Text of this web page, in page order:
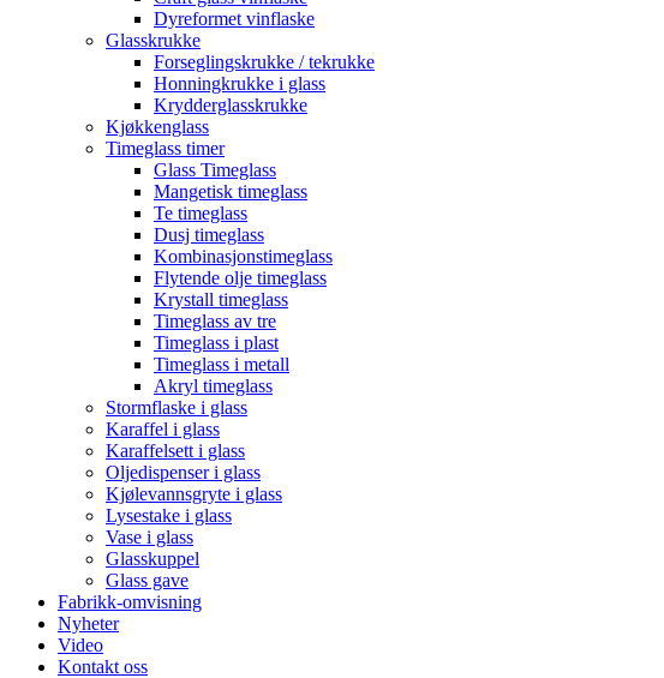
Dyreformet vinflaske
Glasskrukke
Forseglingskrukke / tekrukke
Honningkrukke i glass
Krydderglasskrukke
Kjøkkenglass
Timeglass timer
Glass Timeglass
Mangetisk timeglass
Te timeglass
Dusj timeglass
Kombinasjonstimeglass
Flytende olje timeglass
Krystall timeglass
Timeglass av tre
Timeglass i plast
Timeglass i metall
Akryl timeglass
Stormflaske i glass
Karaffel i glass
Karaffelsett i glass
Oljedispenser i glass
Kjølevannsgryte i glass
Lysestake i glass
Vase i glass
Glasskuppel
Glass gave
Fabrikk-omvisning
Nyheter
Video
Kontakt oss